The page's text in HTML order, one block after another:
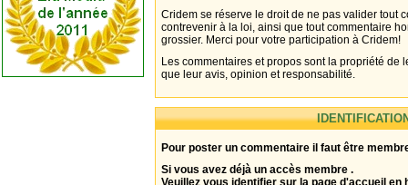
Cridem se réserve le droit de ne pas valider tout
contrevenir à la loi, ainsi que tout commentaire
grossier. Merci pour votre participation à Cridem!
Les commentaires et propos sont la propriété de
que leur avis, opinion et responsabilité.
Pour poster un commentaire il faut être
Si vous avez déjà un accès membre .
Veuillez vous identifier sur la page d'accueil en